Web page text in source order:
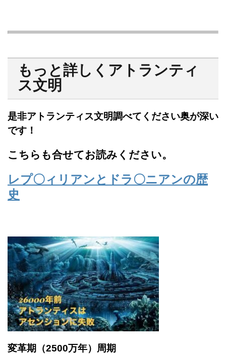
もっと詳しくアトランティ
ス文明
是非アトランティス文明調べてください奥が深い
です！
こちらも合せてお読みください。
レプ〇ィリアンとドラ〇ニアンの歴
史
変革期（2500万年）周期